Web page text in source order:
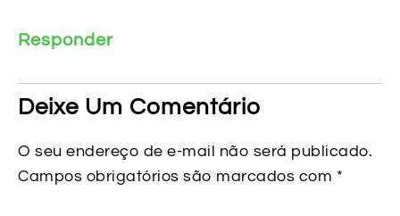
Responder
Deixe Um Comentário
O seu endereço de e-mail não será publicado.
Campos obrigatórios são marcados com *